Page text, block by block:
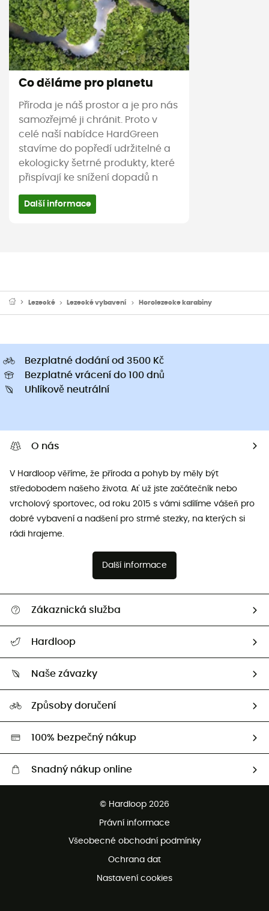
Co děláme pro planetu
Příroda je náš prostor a je pro nás
samozřejmé ji chránit. Proto v
celé naší nabídce HardGreen
stavíme do popředí udržitelné a
ekologicky šetrné produkty, které
přispívají ke snížení dopadů n
Další informace
Lezecké Lezecké vybavení Horolezecke karabiny
Bezplatné dodání od 3500 Kč
Bezplatné vrácení do 100 dnů
Uhlíkově neutrální
O nás
V Hardloop věříme, že příroda a pohyb by měly být
středobodem našeho života. Ať už jste začátečník nebo
vrcholový sportovec, od roku 2015 s vámi sdílíme vášeň pro
dobré vybavení a nadšení pro strmé stezky, na kterých si
rádi hrajeme.
Další informace
Zákaznická služba
Vrácení zboží a peněz
Hardloop
Naši Ambasadoři
Naše závazky
HardGreen
Způsoby doručení
100% bezpečný nákup
Snadný nákup online
Bezplatná zákaznická služba
© Hardloop 2026
Právní informace
Všeobecné obchodní podmínky
Ochrana dat
Nastavení cookies